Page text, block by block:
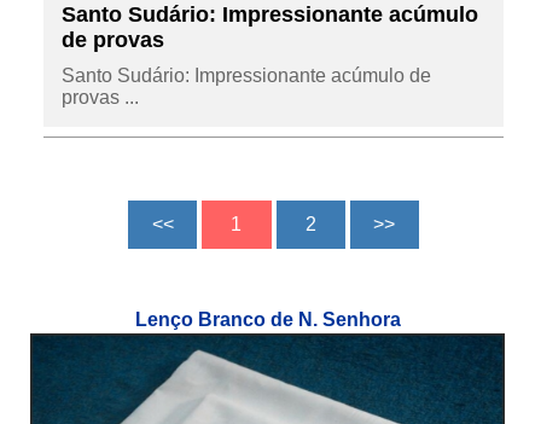
Santo Sudário: Impressionante acúmulo
de provas
Santo Sudário: Impressionante acúmulo de
provas ...
Lenço Branco de N. Senhora